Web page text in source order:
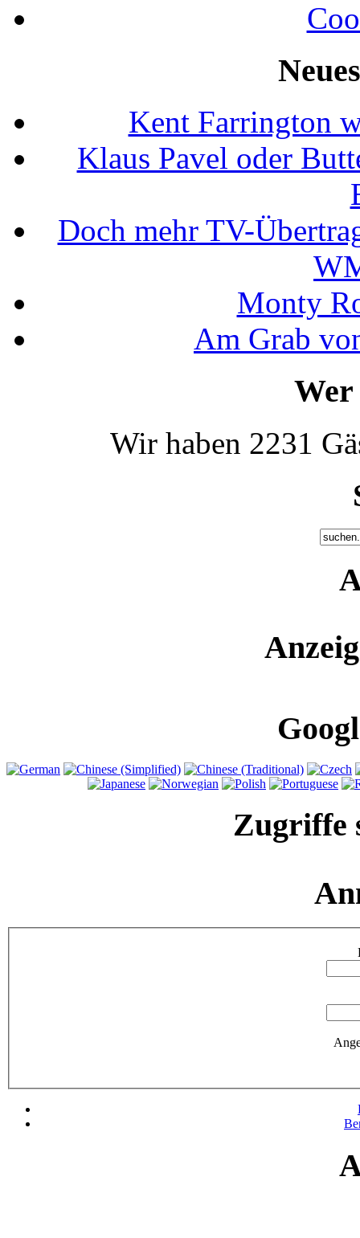
Kent Farrington
Klaus Pavel oder
Doch mehr TV-
Monty
Am Grab
Wir haben 2231
Zugriffe